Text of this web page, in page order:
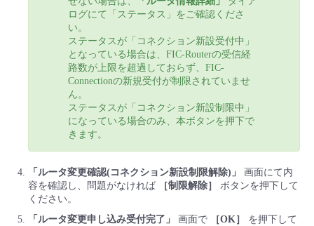
ログにて「ステータス」をご確認くださ
い。
ステータスが「コネクション新設受付中」
となっている場合は、FIC-Routerの受信経
路数が上限を超過しておらず、FIC-
Connectionの新規受付が制限されていませ
ん。
ステータスが「コネクション新設制限中」
になっている場合のみ、本ボタンを押下で
きます。
「ルータ変更確認(コネクション新設制限解除)」
画面にて内
容を確認し、問題がなければ
［制限解除］
ボタンを押下して
ください。
「ルータ変更申し込み受付完了」
画面で ［OK］
を押下して